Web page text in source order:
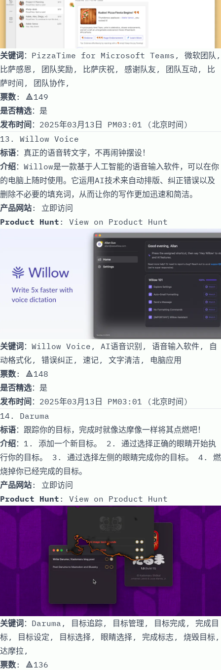
关键词：PizzaTime for Microsoft Teams, 微软团队,
比萨感恩, 团队奖励, 比萨庆祝, 感谢队友, 团队互动, 比
萨时间, 团队协作,
票数: 🔺149
是否精选：是
发布时间 ：2025年03月13日 PM03:01 (北京时间)
13. Willow Voice
标语：真正的语音转文字，不再闹钟摆设！
介绍：Willow是一款基于人工智能的语音输入软件，可以在你
的电脑上随时使用。它运用AI技术来自动排版、纠正错误以及
删除不必要的填充词，从而让你的写作更加迅速和简洁。
产品网站: 立即访问
Product Hunt : View on Product Hunt
关键词：Willow Voice, AI语音识别, 语音输入软件, 自
动格式化, 错误纠正, 速记, 文字清洁, 电脑应用
票数: 🔺148
是否精选：是
发布时间 ：2025年03月13日 PM03:01 (北京时间)
14. Daruma
标语：跟踪你的目标，完成时就像达摩像一样将其点燃吧！
介绍：1. 添加一个新目标。 2. 通过选择正确的眼睛开始执
行你的目标。 3. 通过选择左侧的眼睛完成你的目标。 4. 燃
烧掉你已经完成的目标。
产品网站: 立即访问
Product Hunt : View on Product Hunt
关键词：Daruma, 目标追踪, 目标管理, 目标完成, 完成目
标, 目标设定, 目标选择, 眼睛选择, 完成标志, 烧毁目标,
达摩拉,
票数: 🔺136